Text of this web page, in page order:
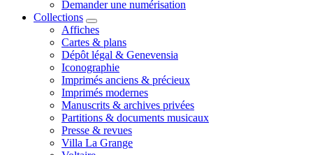
Demander une numérisation
Collections
Affiches
Cartes & plans
Dépôt légal & Genevensia
Iconographie
Imprimés anciens & précieux
Imprimés modernes
Manuscrits & archives privées
Partitions & documents musicaux
Presse & revues
Villa La Grange